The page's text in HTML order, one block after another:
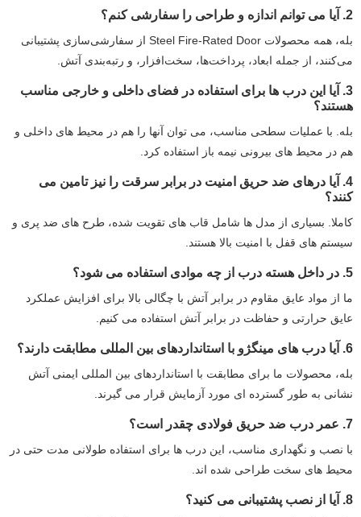
2. آیا می توانم اندازه و طراحی را سفارشی کنم؟
بله، همه محصولات Steel Fire-Rated Door از سفارشی‌سازی پشتیبانی
می‌کنند، از جمله ابعاد، پرداخت‌ها، سخت‌افزار، و رتبه‌بندی آتش.
3. آیا این درب ها برای استفاده در فضای داخلی و خارجی مناسب
هستند؟
بله. با عملیات سطحی مناسب، می توان آنها را هم در محیط های داخلی و
هم در محیط های بیرونی نیمه باز استفاده کرد.
4. آیا درهای ضد حریق امنیت در برابر سرقت را نیز تامین می
کنند؟
کاملا. بسیاری از مدل ها شامل قاب های تقویت شده، طرح های ضد پری و
سیستم های قفل با امنیت بالا هستند.
5. در داخل هسته درب از چه موادی استفاده می شود؟
ما از مواد عایق مقاوم در برابر آتش با چگالی بالا برای افزایش عملکرد
عایق حرارتی و حفاظت در برابر آتش استفاده می کنیم.
6. آیا درب های مینگژو با استانداردهای بین المللی مطابقت دارند؟
بله، محصولات ما برای مطابقت با استانداردهای بین المللی ایمنی آتش
نشانی به طور گسترده ای مورد آزمایش قرار می گیرند.
7. عمر درب ضد حریق فولادی چقدر است؟
با نصب و نگهداری مناسب، این درب ها برای استفاده طولانی مدت حتی در
محیط های سخت طراحی شده اند.
8. آیا از نصب پشتیبانی می کنید؟